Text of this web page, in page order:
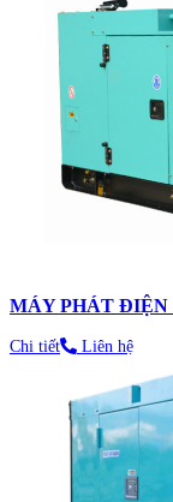
MÁY PHÁT ĐIỆN
Chi tiết Liên hệ